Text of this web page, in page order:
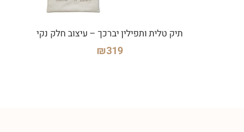
תיק טלית ותפילין יברכך – עיצוב חלק נקי
₪319